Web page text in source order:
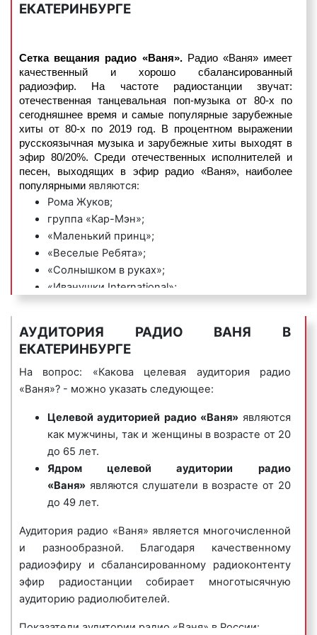
времени и хорошо запоминаются
Пример игрового рекламного ролика на радио
«Ваня»:
3) имиджевые (брендовые) радиоролики–
направлены на создание положительного образа
компании или ее бренда, способствуют быстрому
запоминанию бренда организации или ее названия.
Пример имиджевого рекламного ролика на радио
«Ваня»:
4) музыкальные логотипы– это радиоролики, в
которых название фирмы или ее бренд
исполняется нараспев. Одним из самых известных
музыкальных логотипов является музыкальный
«Ммм, Данон».
Пример музыкального логотипа на радио «Ваня»:
5) джинглы– короткие, как правило 20 сек.,
песенки, в которых сообщается потенциальному
клиенту либо о самой компании, либо о
продаваемых ею товарах или оказываемых услугах.
Джинглы хорошо запоминаются и относятся к
ЕКАТЕРИНБУРГЕ
Сетка вещания радио «Ваня». Радио «Ваня»имеет
качественный и хорошо сбалансированный
радиоэфир. На частоте радиостанции звучат:
отечественная танцевальная поп-музыка от 80-х по
сегодняшнее время и самые популярные зарубежные
хиты от 80-х по 2019 год. В процентном выражении
русскоязычная музыка и зарубежные хиты выходят в
эфир 80/20%. Среди отечественных исполнителей и
песен, выходящих в эфир радио «Ваня», наиболее
популярными являются:
Рома Жуков;
группа «Кар-Мэн»;
«Маленький принц»;
«Веселые Ребята»;
«Солнышком в руках»;
«Иванушки International»;
«Чай Вдвоем»;
Андрей Губин;
Кай Метов;
Марина Хлебникова;
Нэнси;
HI-FI и многие другие.
Среди зарубежных хитов и исполнителей на радио
«Ваня» выходят в эфир:
CC Catch;
Boney M;
Army of Lovers;
Aceof Base;
Aqua;
АУДИТОРИЯ РАДИО ВАНЯ В
ЕКАТЕРИНБУРГЕ
На вопрос: «Какова целевая аудитория радио
«Ваня»? - можно указать следующее:
Целевой аудиторией радио «Ваня» являются
как мужчины, так и женщины в возрасте от 20
до 65 лет.
Ядром целевой аудитории
радио
«Ваня» являются слушатели в возрасте от 20
до 49 лет.
Аудитория радио «Ваня» является многочисленной
и разнообразной. Благодаря качественному
радиоэфиру и сбалансированному радиоконтенту
эфир радиостанции собирает многотысячную
аудиторию радиолюбителей.
Показатели аудитории радио «Ваня» в России: